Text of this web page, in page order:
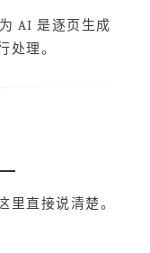
AI 是逐页生成
处理。
里直接说清楚。